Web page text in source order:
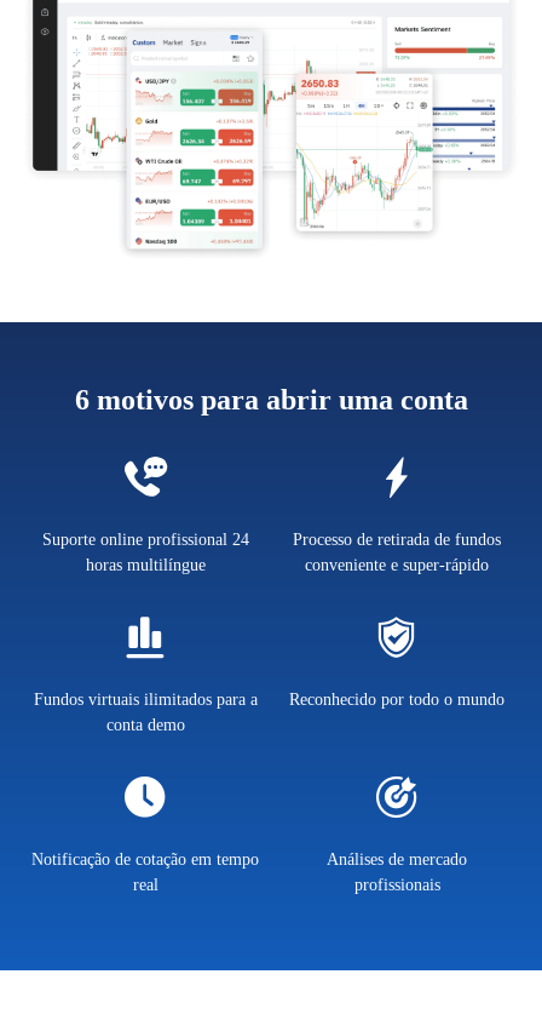
6 motivos para abrir uma conta
Suporte online profissional 24
horas multilíngue
Processo de retirada de fundos
conveniente e super-rápido
Fundos virtuais ilimitados para a
conta demo
Reconhecido por todo o mundo
Notificação de cotação em tempo
real
Análises de mercado
profissionais